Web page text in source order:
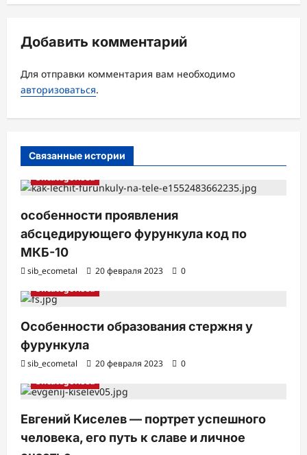
я
з
а
п
и
Добавить комментарий
Для отправки комментария вам необходимо
авторизоваться.
Связанные истории
Uncategorised
особенности проявления
абсцедирующего фурункула код по
МКБ-10
sib_ecometal 20 февраля 2023
0
Uncategorised
Особенности образования стержня у
фурункула
sib_ecometal 20 февраля 2023
0
Uncategorised
Евгений Киселев — портрет успешного
человека, его путь к славе и личное